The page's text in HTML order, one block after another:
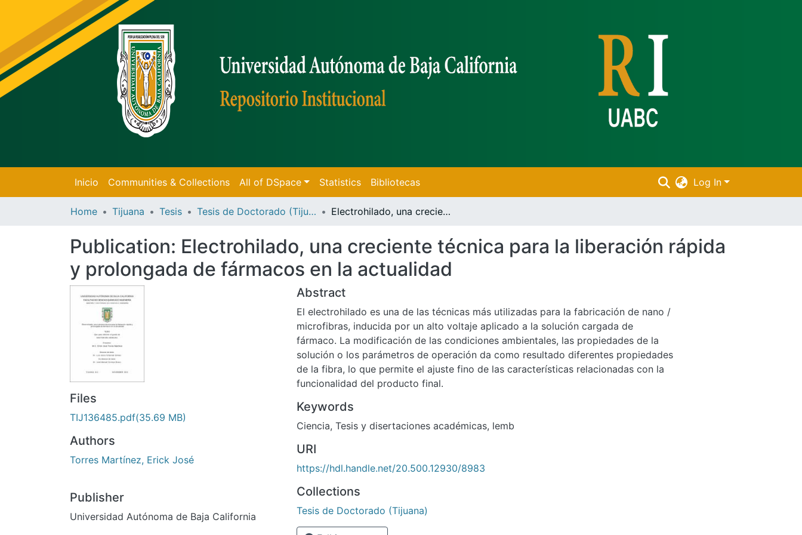
Inicio Communities & Collections All of DSpace Statistics Bibliotecas Log In
Home Tijuana Tesis Tesis de Doctorado (Tijuana) Electrohilado, una creciente técnica para la liberación rápida y prolongada de fármacos en la actualidad
Publication: Electrohilado, una creciente técnica para la liberación rápida
y prolongada de fármacos en la actualidad
Files
TIJ136485.pdf(35.69 MB)
Authors
Torres Martínez, Erick José
Publisher
Universidad Autónoma de Baja California
Abstract
El electrohilado es una de las técnicas más utilizadas para la fabricación de nano /
microfibras, inducida por un alto voltaje aplicado a la solución cargada de
fármaco. La modificación de las condiciones ambientales, las propiedades de la
solución o los parámetros de operación da como resultado diferentes propiedades
de la fibra, lo que permite el ajuste fino de las características relacionadas con la
funcionalidad del producto final.
Keywords
Ciencia, Tesis y disertaciones académicas, lemb
URI
https://hdl.handle.net/20.500.12930/8983
Collections
Tesis de Doctorado (Tijuana)